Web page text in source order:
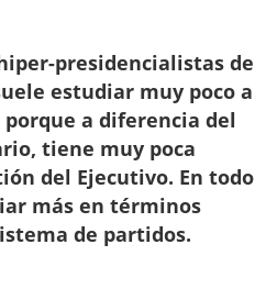
presidencialistas de
estudiar muy poco a
a diferencia del
tiene muy poca
del Ejecutivo. En todo
más en términos
de partidos.